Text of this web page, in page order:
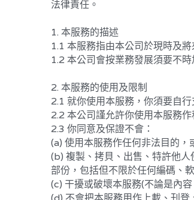
1.1 本服務指由本公司於現時及
1.2 本公司會按業務發展須要不
2.1 就你使用本服務，你須要自
2.2 本公司謹允許你使用本服務
2.3 你同意及保證不會：
(a) 使用本服務作任何非法目的，
(b) 複製、拷貝、出售、特許他
部份，包括但不限於任何編碼、
(c) 干擾或破壞本服務(不論是內
(d) 不會把本服務用作上載、刊登